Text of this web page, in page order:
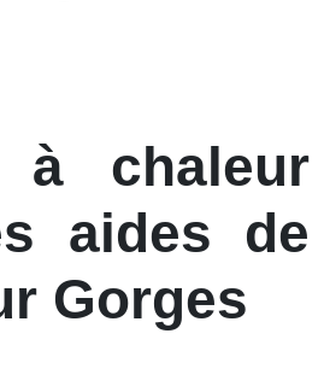
à chaleur
aides de
Gorges